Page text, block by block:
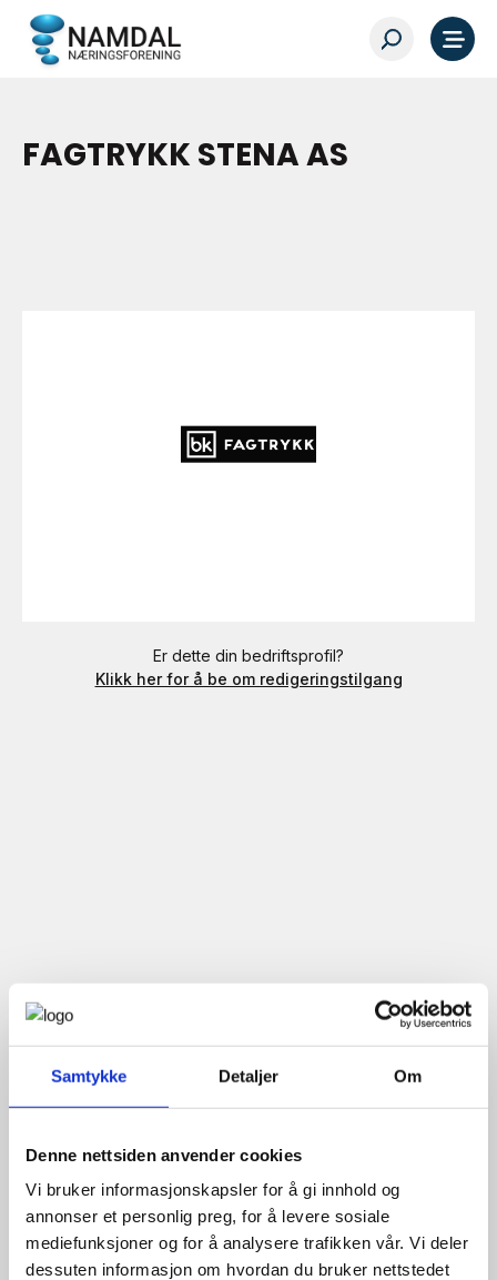
Samtykke Detaljer Om
Denne nettsiden anvender cookies
Vi bruker informasjonskapsler for å gi innhold og
annonser et personlig preg, for å levere sosiale
mediefunksjoner og for å analysere trafikken vår. Vi deler
dessuten informasjon om hvordan du bruker nettstedet
FAGTRYKK STENA AS
Er dette din bedriftsprofil?
Klikk her for å be om redigeringstilgang